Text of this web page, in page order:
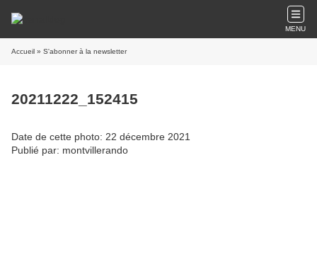
MENU
Accueil » S'abonner à la newsletter
20211222_152415
Date de cette photo: 22 décembre 2021
Publié par: montvillerando